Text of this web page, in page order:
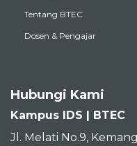
Tentang BTEC
Dosen & Pengajar
Hubungi Kami
Kampus IDS | BTEC
Jl. Melati No.9,